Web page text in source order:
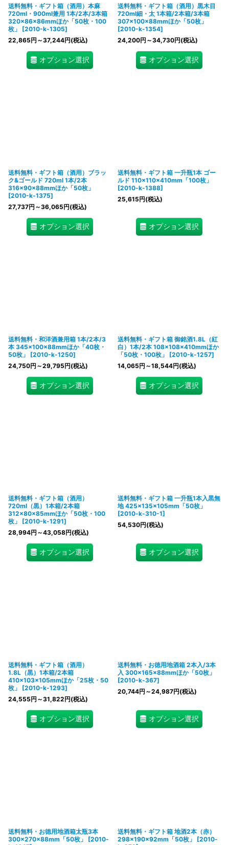
送料無料・ギフト箱（酒用）本麻
720ml・900ml兼用 1本/2本/3本箱
320×86×86mmほか「50枚・100
枚」
[2010-k-1305]
22,865円 ～37,244円(税込)
オプション選択
送料無料・ギフト箱（酒用）黒木目
720ml細・太 1本箱/2本箱/3本箱
307×100×88mmほか「50枚」
[2010-k-1354]
24,200円 ～34,730円(税込)
オプション選択
送料無料・ギフト箱（酒用）ブラッ
ク&ゴールド 720ml 1本/2本
316×90×88mmほか「50枚」
[2010-k-1375]
27,737円 ～36,065円(税込)
オプション選択
送料無料・ギフト箱 一升瓶1本 ゴー
ルド 110×110×410mm「100枚」
[2010-k-1388]
25,615円(税込)
オプション選択
送料無料・和洋酒兼用箱 1本/2本/3
本 345×100×88mmほか「40枚・
50枚」
[2010-k-1250]
24,750円 ～29,795円(税込)
オプション選択
送料無料・ギフト箱 御銘酒1.8L（紅
白）1本/2本 108×108×410mmほか
「50枚・100枚」
[2010-k-1257]
14,065円 ～18,544円(税込)
オプション選択
送料無料・ギフト箱（酒用）
720ml（黒）1本箱/2本箱
312×80×85mmほか「50枚・100
枚」
[2010-k-1291]
28,994円 ～43,058円(税込)
オプション選択
送料無料・ギフト箱 一升瓶1本入黒無
地 425×135×105mm「50枚」
[2010-k-310-1]
54,530円(税込)
オプション選択
送料無料・ギフト箱（酒用）
1.8L（黒）1本箱/2本箱
410×103×105mmほか「25枚・50
枚」
[2010-k-1293]
24,555円 ～31,822円(税込)
オプション選択
送料無料・お徳用地酒箱 2本入/3本
入 300×165×88mmほか「50枚」
[2010-k-367]
20,744円 ～24,987円(税込)
オプション選択
送料無料・お徳用地酒箱太瓶3本
300×270×88mm「50枚」
[2010-
送料無料・ギフト箱 地酒2本（赤）
298×190×92mm「50枚」
[2010-